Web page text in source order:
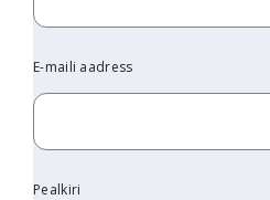
E-maili aadress
Pealkiri